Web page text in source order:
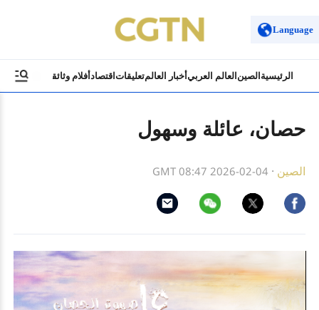
Language
الرئيسية الصين العالم العربيأخبار العالمتعليقات اقتصادأفلام وثائقية ثقافة
حصان، عائلة وسهول
الصين ·
GMT 08:47 2026-02-04